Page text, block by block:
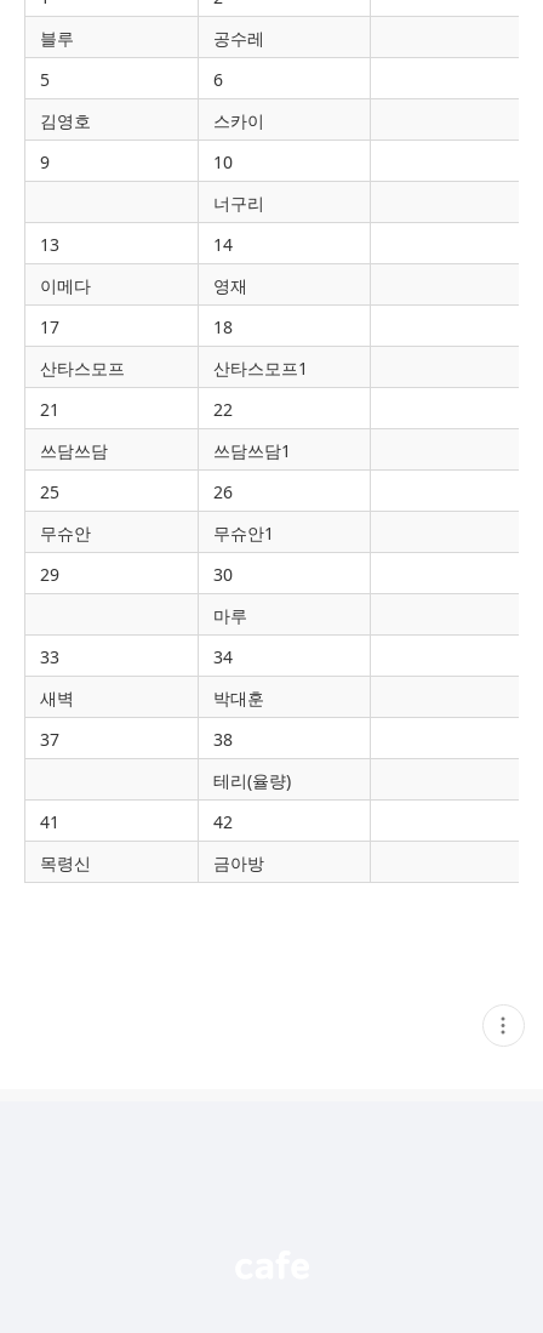
블루
공수레
5
6
김영호
스카이
9
10
너구리
13
14
이메다
영재
17
18
산타스모프
산타스모프1
21
22
쓰담쓰담
쓰담쓰담1
25
26
무슈안
무슈안1
29
30
마루
33
34
새벽
박대훈
37
38
테리(율량)
41
42
목령신
금아방
현
재